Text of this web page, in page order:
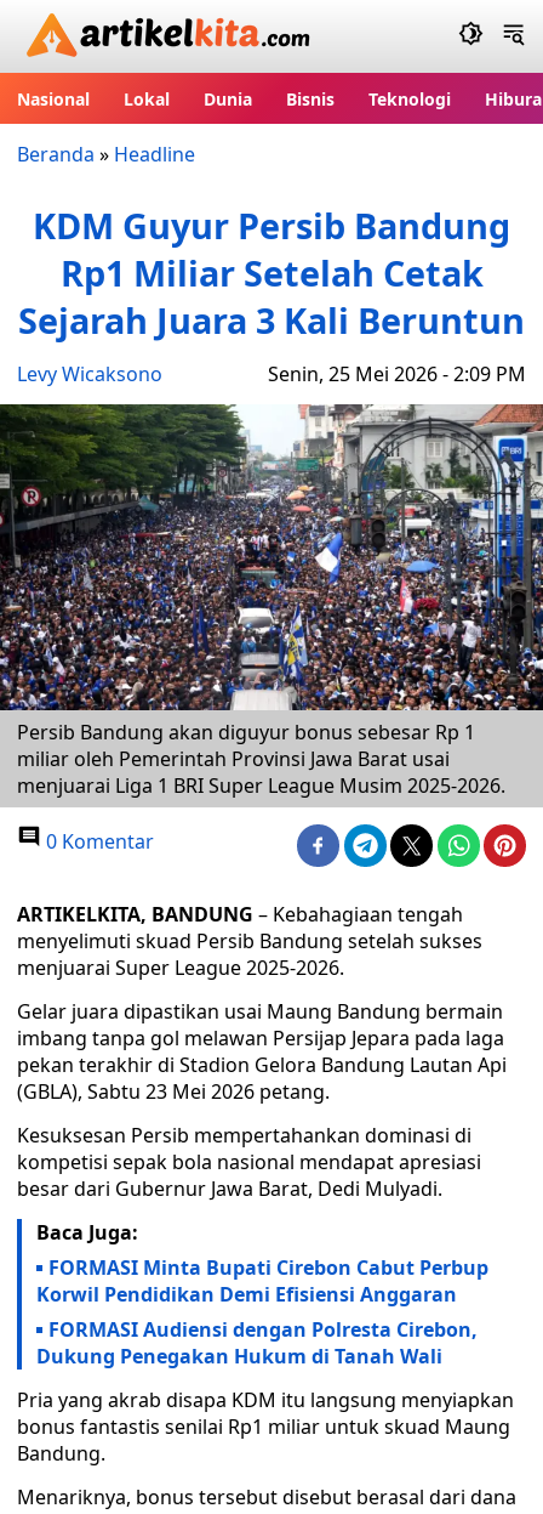
Artikelkita.com
Nasional Lokal Dunia Bisnis Teknologi
Beranda » Headline
KDM Guyur Persib Bandung
Rp1 Miliar Setelah Cetak
Sejarah Juara 3 Kali Beruntun
Levy Wicaksono Senin, 25 Mei 2026 - 2:09 PM
Persib Bandung akan diguyur bonus sebesar Rp 1
miliar oleh Pemerintah Provinsi Jawa Barat usai
menjuarai Liga 1 BRI Super League Musim 2025-2026.
0 Komentar
ARTIKELKITA, BANDUNG – Kebahagiaan tengah
menyelimuti skuad Persib Bandung setelah sukses
menjuarai Super League 2025-2026.
Gelar juara dipastikan usai Maung Bandung bermain
imbang tanpa gol melawan Persijap Jepara pada laga
pekan terakhir di Stadion Gelora Bandung Lautan Api
(GBLA), Sabtu 23 Mei 2026 petang.
Kesuksesan Persib mempertahankan dominasi di
kompetisi sepak bola nasional mendapat apresiasi
besar dari Gubernur Jawa Barat, Dedi Mulyadi.
Baca Juga:
FORMASI Minta Bupati Cirebon Cabut Perbup
Korwil Pendidikan Demi Efisiensi Anggaran
FORMASI Audiensi dengan Polresta Cirebon,
Dukung Penegakan Hukum di Tanah Wali
Pria yang akrab disapa KDM itu langsung menyiapkan
bonus fantastis senilai Rp1 miliar untuk skuad Maung
Bandung.
Menariknya, bonus tersebut disebut berasal dari dana